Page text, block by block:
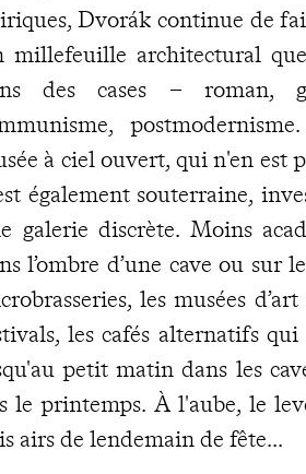
Dvorák continue de
millefeuille architectural
des cases – roman,
à ciel ouvert, qui n'en est
également souterraine,
galerie discrète. Moins
l’ombre d’une cave ou sur
les musées
les cafés alternatifs
petit matin dans les
le printemps. À l'aube, le
airs de lendemain de fête...